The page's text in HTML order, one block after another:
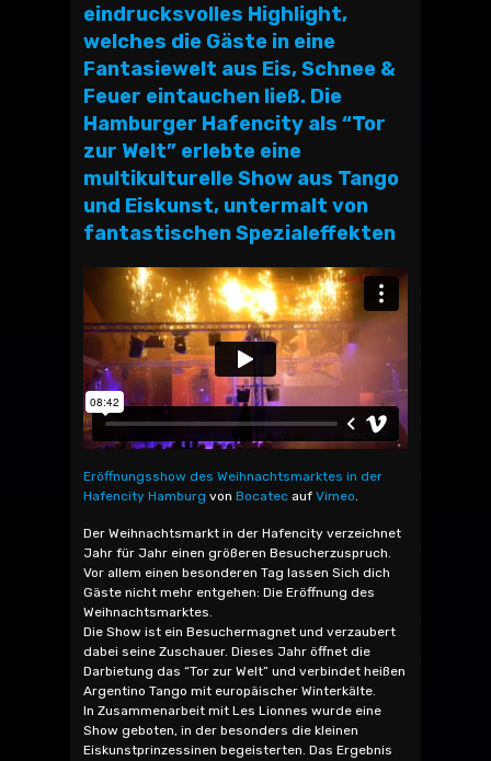
eindrucksvolles Highlight,
welches die Gäste in eine
Fantasiewelt aus Eis, Schnee &
Feuer eintauchen ließ. Die
Hamburger Hafencity als “Tor
zur Welt” erlebte eine
multikulturelle Show aus Tango
und Eiskunst, untermalt von
fantastischen Spezialeffekten
Eröffnungsshow des Weihnachtsmarktes in der
Hafencity Hamburg von Bocatec auf Vimeo.
Der Weihnachtsmarkt in der Hafencity verzeichnet
Jahr für Jahr einen größeren Besucherzuspruch.
Vor allem einen besonderen Tag lassen Sich dich
Gäste nicht mehr entgehen: Die Eröffnung des
Weihnachtsmarktes.
Die Show ist ein Besuchermagnet und verzaubert
dabei seine Zuschauer. Dieses Jahr öffnet die
Darbietung das “Tor zur Welt” und verbindet heißen
Argentino Tango mit europäischer Winterkälte.
In Zusammenarbeit mit Les Lionnes wurde eine
Show geboten, in der besonders die kleinen
Eiskunstprinzessinen begeisterten. Das Ergebnis